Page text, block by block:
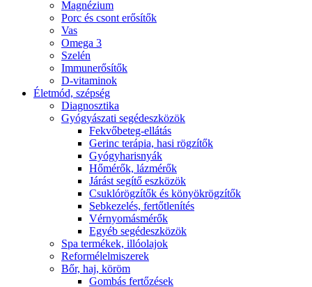
Magnézium
Porc és csont erősítők
Vas
Omega 3
Szelén
Immunerősítők
D-vitaminok
Életmód, szépség
Diagnosztika
Gyógyászati segédeszközök
Fekvőbeteg-ellátás
Gerinc terápia, hasi rögzítők
Gyógyharisnyák
Hőmérők, lázmérők
Járást segítő eszközök
Csuklórögzítők és könyökrögzítők
Sebkezelés, fertőtlenítés
Vérnyomásmérők
Egyéb segédeszközök
Spa termékek, illóolajok
Reformélelmiszerek
Bőr, haj, köröm
Gombás fertőzések